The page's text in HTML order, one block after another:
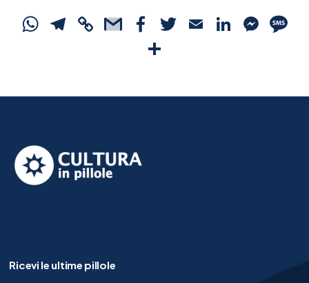
WhatsApp
Telegram
CopyGmailFacebook
Twitter
Email
Ricevi le ultime pillole